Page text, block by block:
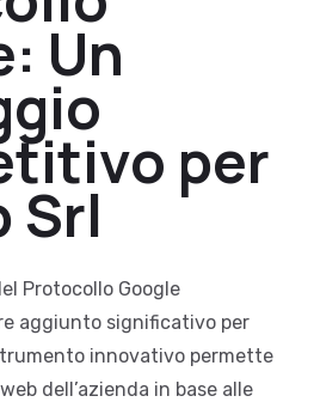
Un
per
Srl
Protocollo Google
aggiunto significativo per
innovativo permette
dell’azienda in base alle